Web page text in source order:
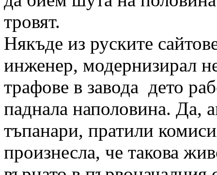
тровят.
Някъде из руските
инженер, модернизирал
трафове в завода дето
паднала наполовина. Да,
тъпанари, пратили
произнесла, че такова